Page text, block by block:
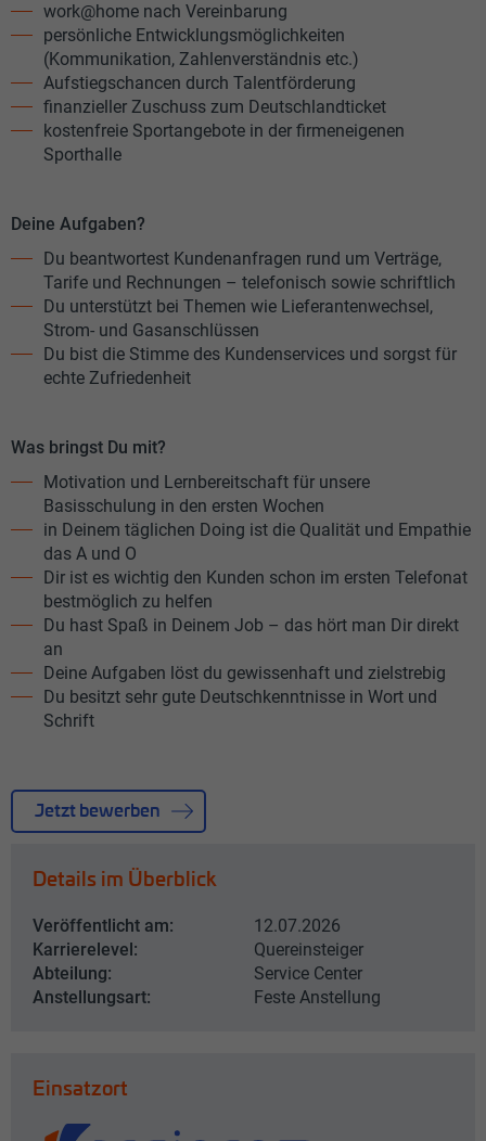
work@home nach Vereinbarung
persönliche Entwicklungsmöglichkeiten
(Kommunikation, Zahlenverständnis etc.)
Aufstiegschancen durch Talentförderung
finanzieller Zuschuss zum Deutschlandticket
kostenfreie Sportangebote in der firmeneigenen
Sporthalle
Deine Aufgaben?
Du beantwortest Kundenanfragen rund um Verträge,
Tarife und Rechnungen – telefonisch sowie schriftlich
Du unterstützt bei Themen wie Lieferantenwechsel,
Strom- und Gasanschlüssen
Du bist die Stimme des Kundenservices und sorgst für
echte Zufriedenheit
Was bringst Du mit?
Motivation und Lernbereitschaft für unsere
Basisschulung in den ersten Wochen
in Deinem täglichen Doing ist die Qualität und Empathie
das A und O
Dir ist es wichtig den Kunden schon im ersten Telefonat
bestmöglich zu helfen
Du hast Spaß in Deinem Job – das hört man Dir direkt
an
Deine Aufgaben löst du gewissenhaft und zielstrebig
Du besitzt sehr gute Deutschkenntnisse in Wort und
Schrift
Jetzt bewerben
Details im Überblick
Veröffentlicht am:
12.07.2026
Karrierelevel:
Quereinsteiger
Abteilung:
Service Center
Anstellungsart:
Feste Anstellung
Einsatzort